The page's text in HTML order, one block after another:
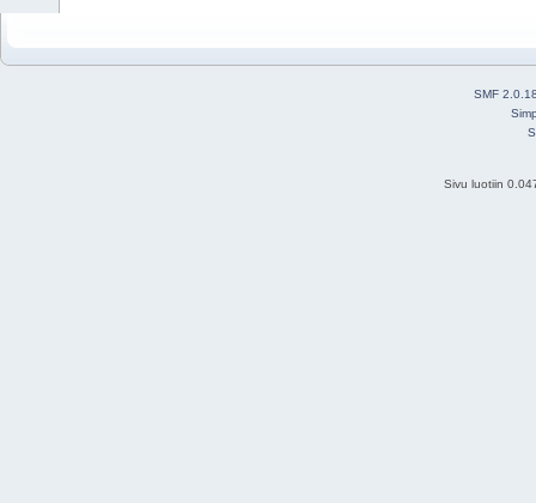
SMF
Sivu luotiin